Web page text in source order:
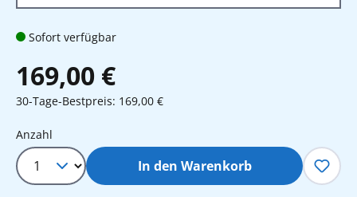
Sofort verfügbar
169,00 €
30-Tage-Bestpreis: 169,00 €
Produkt Anzahl: Gib den
Anzahl
In den Warenkorb